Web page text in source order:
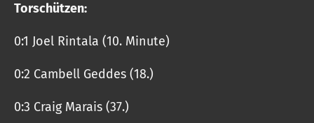
Torschützen:
0:1 Joel Rintala (10. Minute)
0:2 Cambell Geddes (18.)
0:3 Craig Marais (37.)